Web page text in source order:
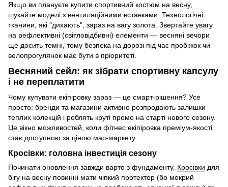
Якщо ви плануєте купити спортивний костюм на весну,
шукайте моделі з вентиляційними вставками. Технологічні
тканини, які "дихають", зараз на вагу золота. Звертайте увагу
на рефлективні (світловідбивні) елементи — весняні вечори
ще досить темні, тому безпека на дорозі під час пробіжок чи
велопрогулянок має бути в пріоритеті.
Весняний сейл: як зібрати спортивну капсулу
і не переплатити
Чому купувати екіпіровку зараз — це смарт-рішення? Усе
просто: бренди та магазини активно розпродають залишки
теплих колекцій і роблять круті промо на старті нового сезону.
Це вікно можливостей, коли фітнес екіпіровка преміум-якості
стає доступною за ціною мас-маркету.
Кросівки: головна інвестиція сезону
Починати оновлення завжди варто з фундаменту. Кросівки для
бігу на весну повинні мати чіпкий протектор (бо мокрий